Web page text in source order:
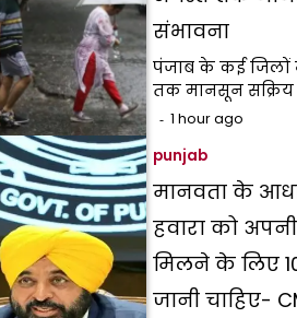
संभावना
पंजाब के कई जिलों
तक मानसून सक्रिय
1 hour ago
punjab
मानवता के
हवारा को
मिलने के लिए
जानी चाहिए-